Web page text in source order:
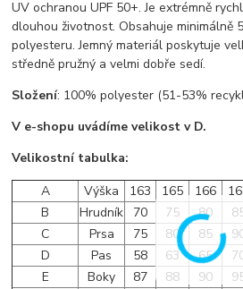
UV ochranou UPF 50+. Je extrémně
dlouhou životnost. Obsahuje minimálně
polyesteru. Jemný materiál poskytuje
středně pružný a velmi dobře sedí.
Složení: 100% polyester (51-53%
V e-shopu uvádíme velikost v D.
Velikostní tabulka:
A
Výška 163 165 166
B
Hrudník 70 75 80
C
Prsa 75 80 85
D
Pas 58 63 65
E
Boky 87 88 90